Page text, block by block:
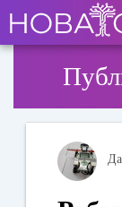
основному
содержанию
User
account